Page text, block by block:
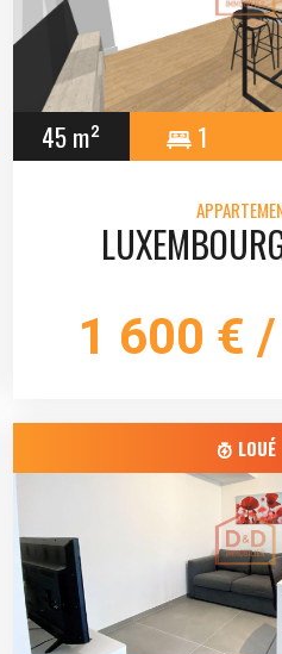
45 m² 1
1 600 €
LOUÉ